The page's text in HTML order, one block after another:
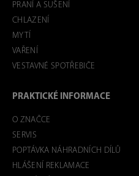
PRANÍ A SUŠENÍ
CHLAZENÍ
MYTÍ
VAŘENÍ
VESTAVNÉ SPOTŘEBIČE
PRAKTICKÉ INFORMACE
O ZNAČCE
SERVIS
POPTÁVKA NÁHRADNÍCH DÍLŮ
HLÁŠENÍ REKLAMACE